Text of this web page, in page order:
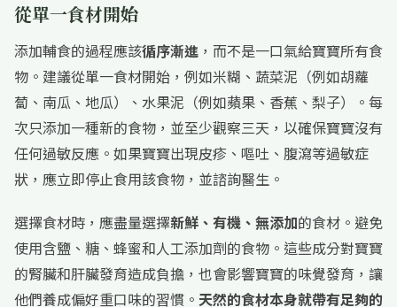
從單一食材開始
添加輔食的過程應該循序漸進 ，而不是一口氣給寶寶所有食
物。建議從單一食材開始，例如米糊、蔬菜泥（例如胡蘿
蔔、南瓜、地瓜）、水果泥（例如蘋果、香蕉、梨子）。每
次只添加一種新的食物，並至少觀察三天，以確保寶寶沒有
任何過敏反應。如果寶寶出現皮疹、嘔吐、腹瀉等過敏症
狀，應立即停止食用該食物，並諮詢醫生。
選擇食材時，應盡量選擇新鮮、有機、無添加的食材。避免
使用含鹽、糖、蜂蜜和人工添加劑的食物。這些成分對寶寶
的腎臟和肝臟發育造成負擔，也會影響寶寶的味覺發育，讓
他們養成偏好重口味的習慣。 天然的食材本身就帶有足夠的